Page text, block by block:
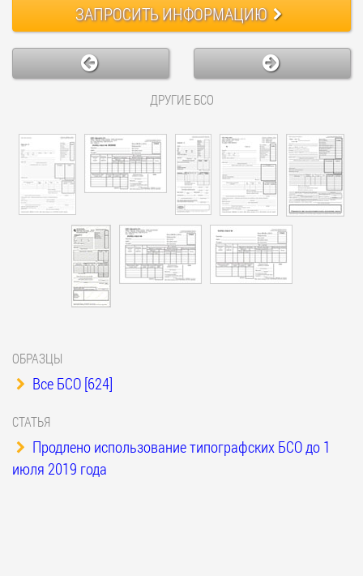
ЗАПРОСИТЬИНФОРМАЦИЮ
ДРУГИЕ БСО
ОБРАЗЦЫ
Все БСО [624]
СТАТЬЯ
Продлено использование типографских БСО до 1
июля 2019 года